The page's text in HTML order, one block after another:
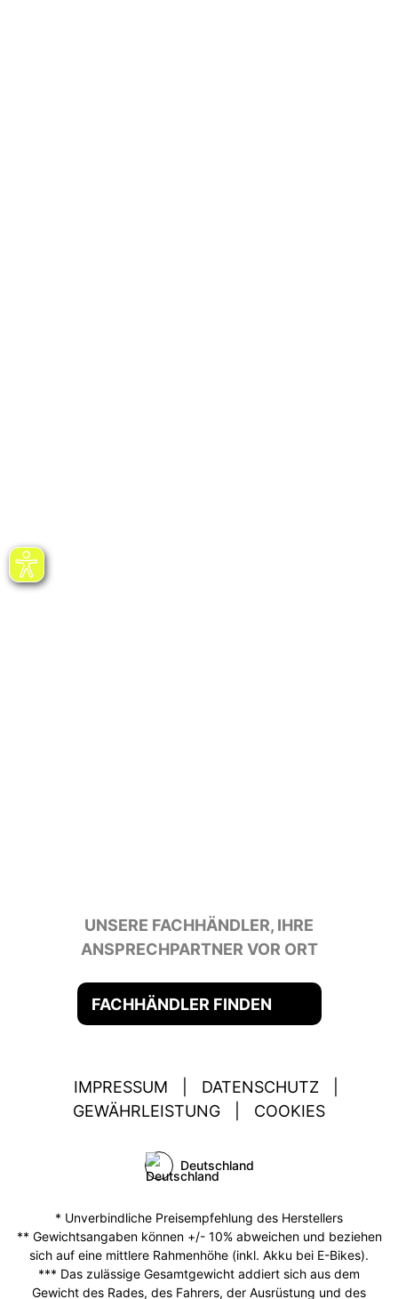
UNSERE FACHHÄNDLER, IHRE
ANSPRECHPARTNER VOR ORT
FACHHÄNDLER FINDEN
IMPRESSUM DATENSCHUTZ
GEWÄHRLEISTUNG
COOKIES
Deutschland
* Unverbindliche Preisempfehlung des Herstellers
** Gewichtsangaben können +/- 10% abweichen und beziehen
sich auf eine mittlere Rahmenhöhe (inkl. Akku bei E-Bikes).
*** Das zulässige Gesamtgewicht addiert sich aus dem
Gewicht des Rades, des Fahrers, der Ausrüstung und des